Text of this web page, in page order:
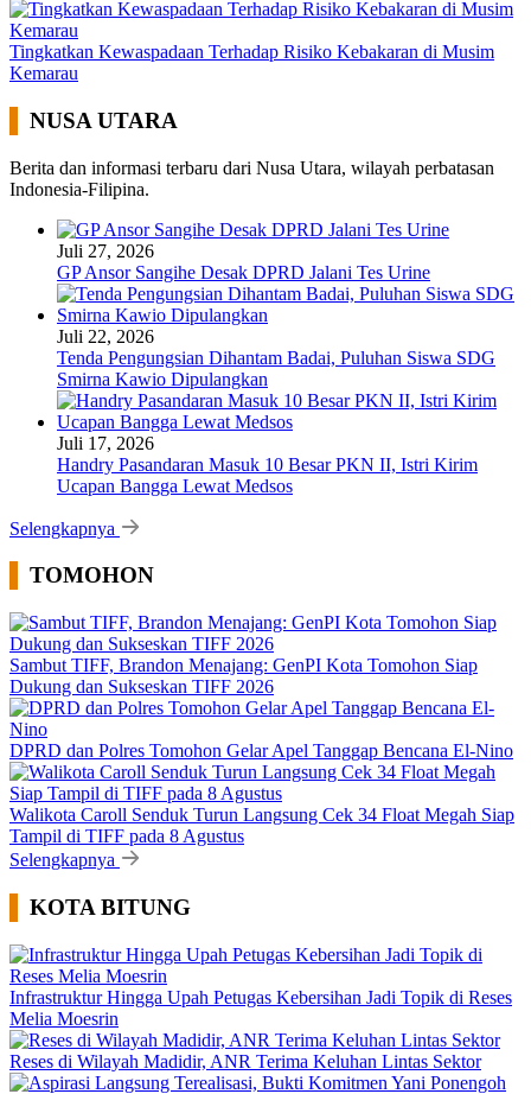
Tingkatkan Kewaspadaan Terhadap Risiko Kebakaran di Musim
Kemarau
NUSA UTARA
Berita dan informasi terbaru dari Nusa Utara, wilayah perbatasan
Indonesia-Filipina.
Juli 27, 2026
GP Ansor Sangihe Desak DPRD Jalani Tes Urine
Juli 22, 2026
Tenda Pengungsian Dihantam Badai, Puluhan Siswa SDG
Smirna Kawio Dipulangkan
Juli 17, 2026
Handry Pasandaran Masuk 10 Besar PKN II, Istri Kirim
Ucapan Bangga Lewat Medsos
Selengkapnya
TOMOHON
Sambut TIFF, Brandon Menajang: ​GenPI Kota Tomohon Siap
Dukung dan Sukseskan TIFF 2026
DPRD dan Polres Tomohon Gelar Apel Tanggap Bencana El-Nino
Walikota Caroll Senduk Turun Langsung Cek 34 Float Megah Siap
Tampil di TIFF pada 8 Agustus
Selengkapnya
KOTA BITUNG
Infrastruktur Hingga Upah Petugas Kebersihan Jadi Topik di Reses
Melia Moesrin
Reses di Wilayah Madidir, ANR Terima Keluhan Lintas Sektor